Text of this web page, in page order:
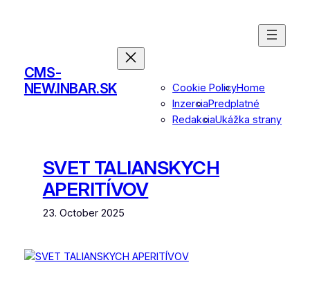
CMS-
NEW.INBAR.SK
Cookie PolicyHome
InzerciaPredplatné
RedakciaUkážka strany
SVET TALIANSKYCH
APERITÍVOV
23. October 2025